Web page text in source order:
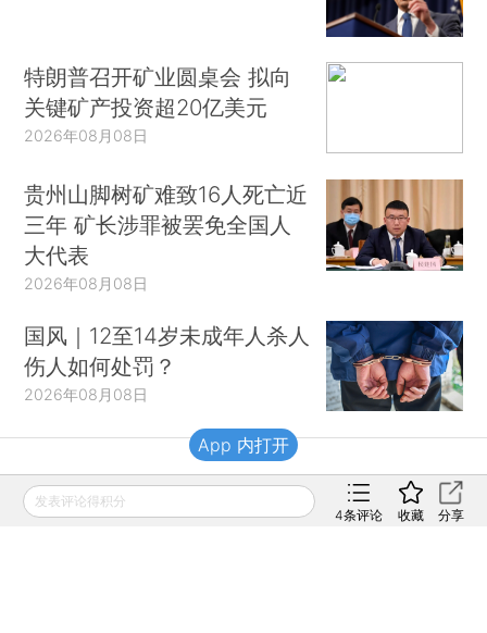
特朗普召开矿业圆桌会 拟向
关键矿产投资超20亿美元
2026年08月08日
贵州山脚树矿难致16人死亡近
三年 矿长涉罪被罢免全国人
大代表
2026年08月08日
国风｜12至14岁未成年人杀人
伤人如何处罚？
2026年08月08日
财新移动
发表评论得积分
4条评论 收藏 分享
App 内打开